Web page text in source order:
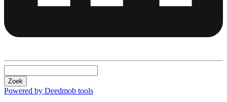
Zoek
Powered by Deedmob tools